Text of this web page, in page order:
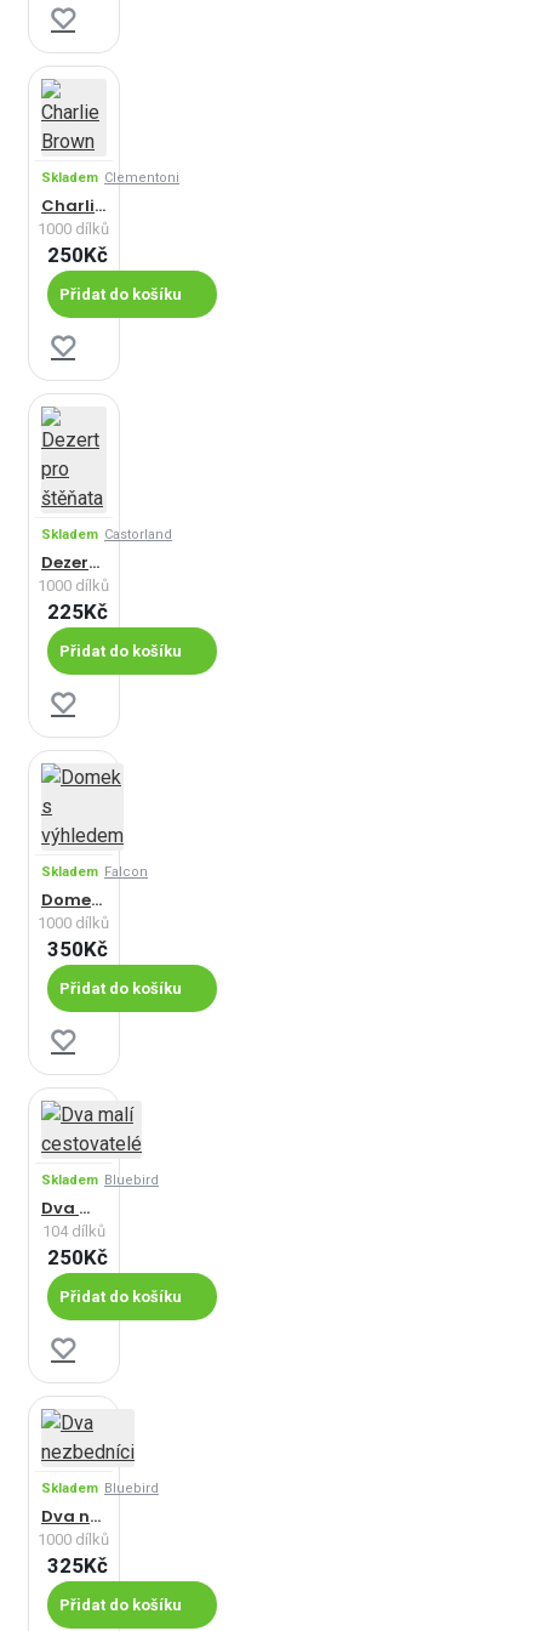
trpělivost, a tak se
určitě najde puzzle,
které vám bude
vyhovovat!
Skladem Clementoni
Charlie Brown
1000 dílků
250Kč
Přidat do košíku
Skladem Castorland
Dezert pro štěňata
1000 dílků
225Kč
Přidat do košíku
Skladem Falcon
Domek s výhledem
1000 dílků
350Kč
Přidat do košíku
Skladem Bluebird
Dva malí cestovatelé
104 dílků
250Kč
Přidat do košíku
Skladem Bluebird
Dva nezbedníci
1000 dílků
325Kč
Přidat do košíku